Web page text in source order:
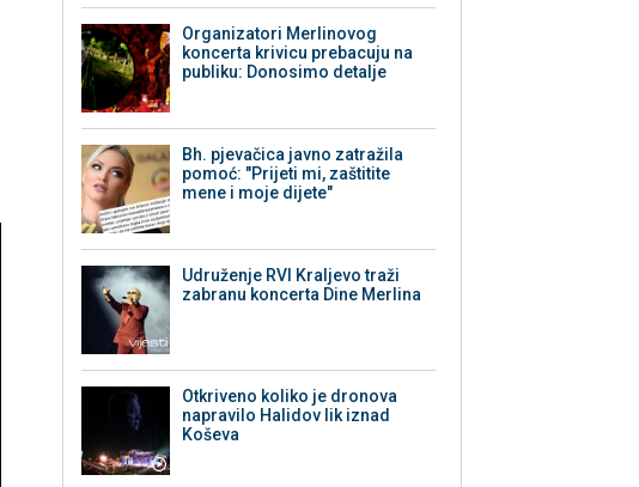
Organizatori Merlinovog
koncerta krivicu prebacuju na
publiku: Donosimo detalje
Bh. pjevačica javno zatražila
pomoć: "Prijeti mi, zaštitite
mene i moje dijete"
Udruženje RVI Kraljevo traži
zabranu koncerta Dine Merlina
Otkriveno koliko je dronova
napravilo Halidov lik iznad
Koševa